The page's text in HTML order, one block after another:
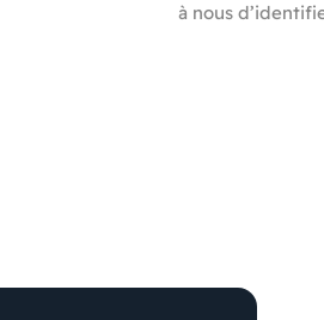
à nous